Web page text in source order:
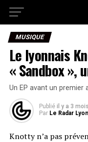
MUSIQUE
Le lyonnais
« Sandbox »,
Un EP avant un premier
Publié il y a 3 mois
Par Le Radar
Knotty n’a pas